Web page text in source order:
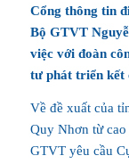
Cổng thông tin
Bộ GTVT
việc với đoàn
tư phát triển kết
Về đề xuất của
Quy Nhơn từ
GTVT yêu cầu